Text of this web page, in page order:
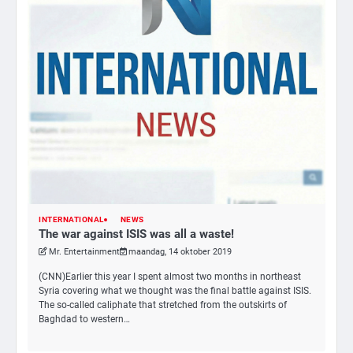
INTERNATIONAL NEWS
The war against ISIS was all a waste!
Mr. Entertainment maandag, 14 oktober 2019
(CNN)Earlier this year I spent almost two months in northeast
Syria covering what we thought was the final battle against ISIS.
The so-called caliphate that stretched from the outskirts of
Baghdad to western…
3
Nick Reiner, zoon van regisseur Rob
Ms. Army Girl